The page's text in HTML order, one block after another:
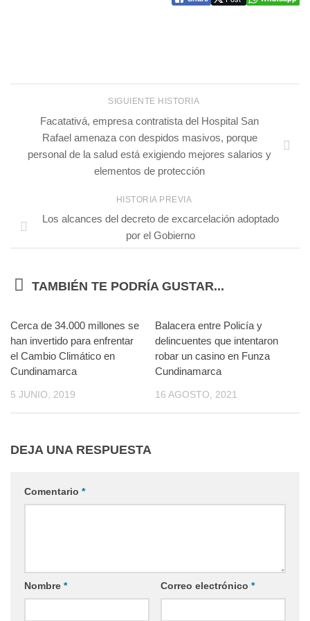
SIGUIENTE HISTORIA
Facatativá, empresa contratista del Hospital San
Rafael amenaza con despidos masivos, porque
personal de la salud está exigiendo mejores salarios y
elementos de protección
HISTORIA PREVIA
Los alcances del decreto de excarcelación adoptado
por el Gobierno
TAMBIÉN TE PODRÍA GUSTAR...
Cerca de 34.000 millones se
han invertido para enfrentar
el Cambio Climático en
Cundinamarca
5 JUNIO, 2019
Balacera entre Policía y
delincuentes que intentaron
robar un casino en Funza
Cundinamarca
16 AGOSTO, 2021
DEJA UNA RESPUESTA
Comentario *
Nombre * Correo electrónico *